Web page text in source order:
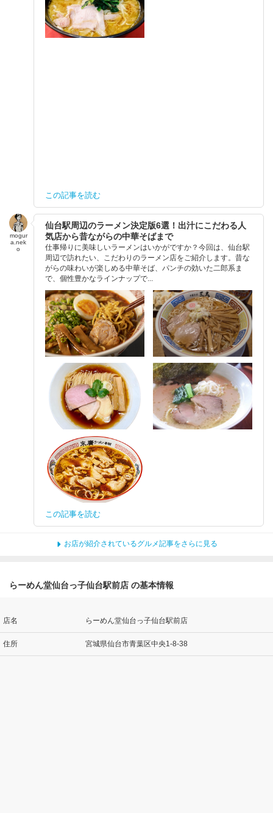
この記事を読む
mogur
a.nek
o
仙台駅周辺のラーメン決定版6選！出汁にこだわる人
気店から昔ながらの中華そばまで
仕事帰りに美味しいラーメンはいかがですか？今回は、仙台駅
周辺で訪れたい、こだわりのラーメン店をご紹介します。昔な
がらの味わいが楽しめる中華そば、パンチの効いた二郎系ま
で、個性豊かなラインナップで...
この記事を読む
お店が紹介されているグルメ記事をさらに見る
らーめん堂仙台っ子仙台駅前店 の基本情報
店名 らーめん堂仙台っ子仙台駅前店
住所 宮城県仙台市青葉区中央1-8-38